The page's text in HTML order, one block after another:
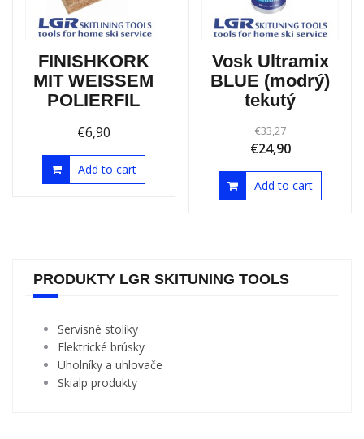
FINISHKORK
MIT WEISSEM
POLIERFIL
€6,90
Add to cart
Vosk Ultramix
BLUE (modrý)
tekutý
€33,27
€24,90
Add to cart
PRODUKTY LGR SKITUNING TOOLS
Servisné stolíky
Elektrické brúsky
Uholníky a uhlovače
Skialp produkty